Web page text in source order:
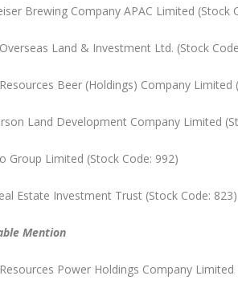
Brewing Company APAC Limited (Stock
Land & Investment Ltd. (Stock
Beer (Holdings) Company Limited
Land Development Company Limited
Group Limited (Stock Code: 992)
Estate Investment Trust (Stock Code: 823)
Mention
Power Holdings Company Limited